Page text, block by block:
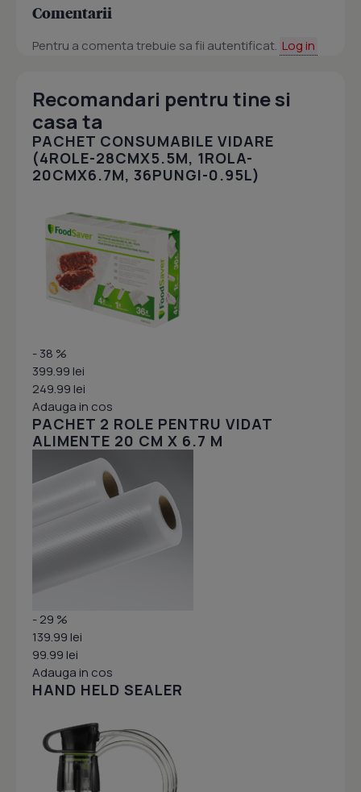
Comentarii
Pentru a comenta trebuie sa fii autentificat. Log in
Recomandari pentru tine si
casa ta
PACHET CONSUMABILE VIDARE
(4ROLE-28CMX5.5M, 1ROLA-
20CMX6.7M, 36PUNGI-0.95L)
- 38 %
399.99 lei
249.99 lei
Adauga in cos
PACHET 2 ROLE PENTRU VIDAT
ALIMENTE 20 CM X 6.7 M
- 29 %
139.99 lei
99.99 lei
Adauga in cos
HAND HELD SEALER